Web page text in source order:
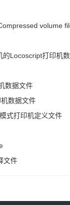
volume
的Locoscript打印机
数据文件
数据文件
式打印机定义文件
文件